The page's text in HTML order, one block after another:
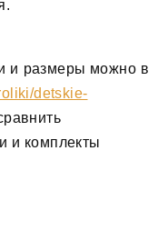
и размеры можно в
detskie-
и комплекты